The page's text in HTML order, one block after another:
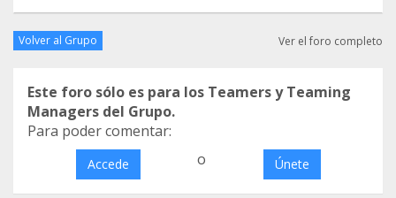
Volver al Grupo Ver el foro completo
Este foro sólo es para los Teamers y Teaming
Managers del Grupo.
Para poder comentar:
Accede o Únete